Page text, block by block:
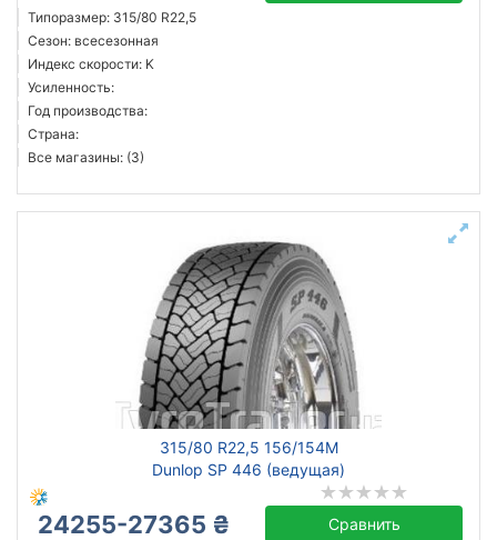
Типоразмер: 315/80 R22,5
Сезон: всесезонная
Индекс скорости: K
Усиленность:
Год производства:
Страна:
Все магазины: (3)
315/80 R22,5 156/154M
Dunlop SP 446 (ведущая)
24255-27365 ₴ Сравнить